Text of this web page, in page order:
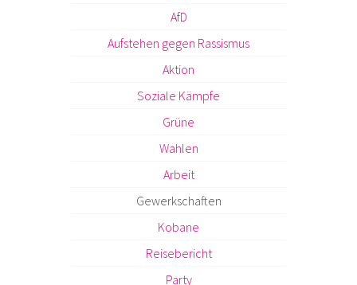
AfD
Aufstehen gegen Rassismus
Aktion
Soziale Kämpfe
Grüne
Wahlen
Arbeit
Gewerkschaften
Kobane
Reisebericht
Party